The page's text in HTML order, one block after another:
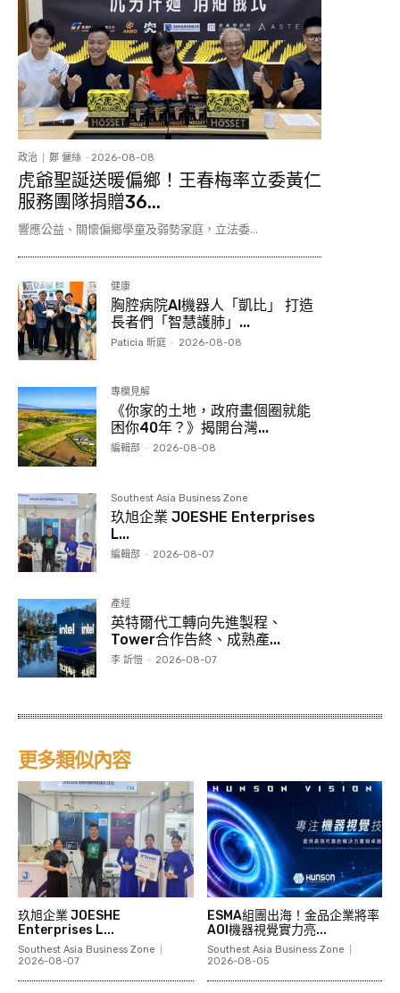
政治 鄭 儷絲 - 2026-08-08
虎爺聖誕送暖偏鄉！王春梅率立委黃仁
服務團隊捐贈36...
響應公益、關懷偏鄉學童及弱勢家庭，立法委...
健康
胸腔病院AI機器人「凱比」 打造
長者們「智慧護肺」...
Paticia 昕庭 - 2026-08-08
專欄見解
《你家的土地，政府畫個圈就能
困你40年？》揭開台灣...
編輯部 - 2026-08-08
Southest Asia Business Zone
玖旭企業 JOESHE Enterprises
L...
編輯部 - 2026-08-07
產經
英特爾代工轉向先進製程、
Tower合作告終、成熟產...
李 訢愷 - 2026-08-07
更多類似內容
玖旭企業 JOESHE
Enterprises L...
Southest Asia Business Zone
2026-08-07
ESMA組團出海！金品企業將率
AOI機器視覺實力亮...
Southest Asia Business Zone
2026-08-05